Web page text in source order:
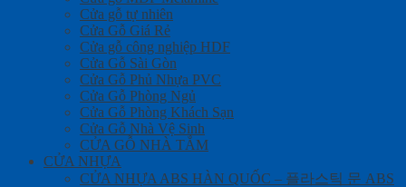
Cửa gỗ tự nhiên
Cửa Gỗ Giá Rẻ
Cửa gỗ công nghiệp HDF
Cửa Gỗ Sài Gòn
Cửa Gỗ Phủ Nhựa PVC
Cửa Gỗ Phòng Ngủ
Cửa Gỗ Phòng Khách Sạn
Cửa Gỗ Nhà Vệ Sinh
CỬA GỖ NHÀ TẮM
CỬA NHỰA
CỬA NHỰA ABS HÀN QUỐC – 플라스틱 문 ABS